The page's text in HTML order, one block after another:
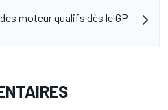
moteur qualifs dès le GP